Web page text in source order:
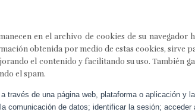
en el archivo de cookies de su navegador
obtenida por medio de estas cookies, sirve
el contenido y facilitando su uso. También
el spam.
través de una página web, plataforma o aplicación y
comunicación de datos; identificar la sesión;